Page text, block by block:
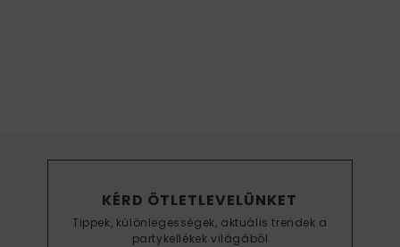
KÉRD ÖTLETLEVELÜNKET
Tippek, különlegességek, aktuális trendek a
partykellékek világából